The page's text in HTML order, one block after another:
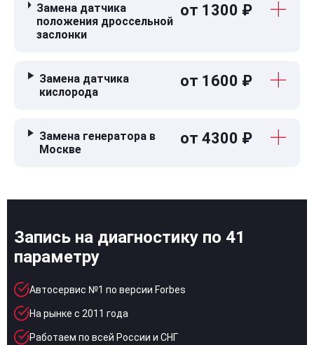
Замена датчика
положения дроссельной
заслонки
от 1300 ₽
Замена датчика
кислорода
от 1600 ₽
Замена генератора в
Москве
от 4300 ₽
Запись на диагностику по 41
параметру
Автосервис №1 по версии Forbes
На рынке с 2011 года
Работаем по всей России и СНГ